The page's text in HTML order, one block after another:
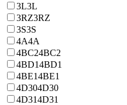
3L3L
3RZ3RZ
3S3S
4A4A
4BC24BC2
4BD14BD1
4BE14BE1
4D304D30
4D314D31